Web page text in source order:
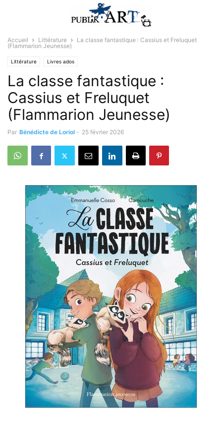
Accueil Littérature
La classe fantastique : Cassius et Freluquet
(Flammarion Jeunesse)
Littérature Livres ados
La classe fantastique :
Cassius et Freluquet
(Flammarion Jeunesse)
Par Bénédicte de Loriol - 25 février 2026